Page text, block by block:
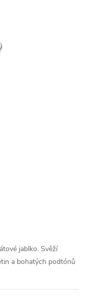
jablko. Svěží
a bohatých podtónů